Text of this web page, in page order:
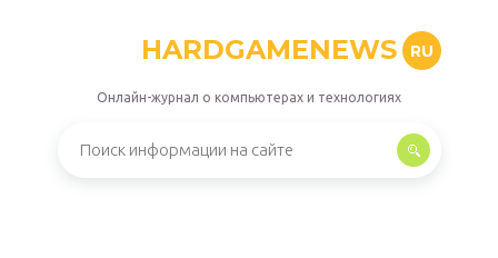
HARDGAMENEWS RU
Онлайн-журнал о компьютерах и технологиях